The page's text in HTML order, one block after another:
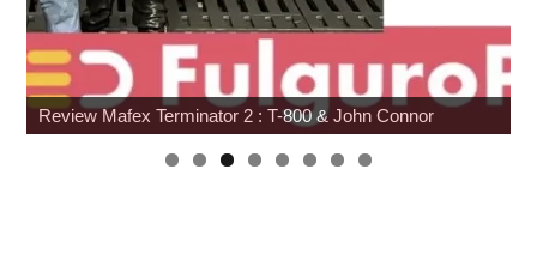
Review Mafex Terminator 2 : T-800 & John Connor